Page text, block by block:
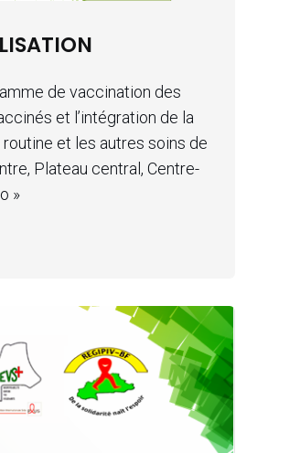
de vaccination des
et l’intégration de la
et les autres soins de
Plateau central, Centre-
»